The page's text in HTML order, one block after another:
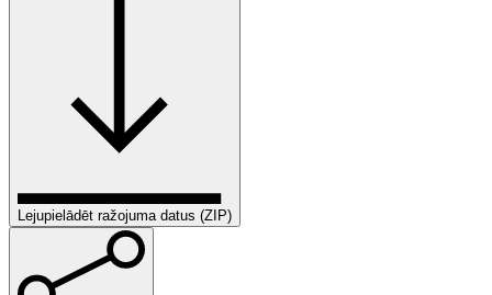
Lejupielādēt ražojuma datus (ZIP)